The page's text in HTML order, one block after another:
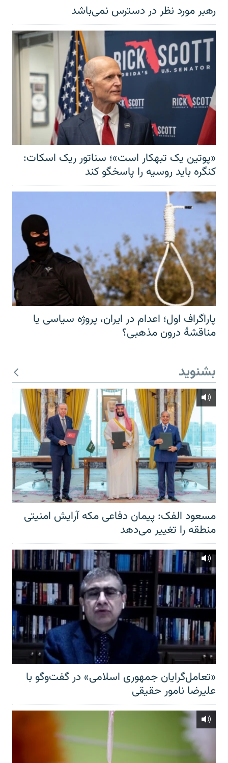
رهبر مورد نظر در دسترس نمی‌باشد
«پوتین یک تبهکار است»؛ سناتور ریک اسکات:
کنگره باید روسیه را پاسخگو کند
پاراگراف اول؛ اعدام در ایران، پروژه سیاسی یا
مناقشهٔ درون مذهبی؟
بشنوید
مسعود الفک: پیمان دفاعی مکه آرایش امنیتی
منطقه را تغییر می‌دهد
«تعامل‌گرایان جمهوری اسلامی» در گفت‌وگو با
علیرضا نامور حقیقی